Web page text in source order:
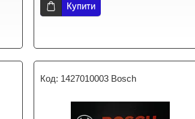
Купити
1427010003 Bosch